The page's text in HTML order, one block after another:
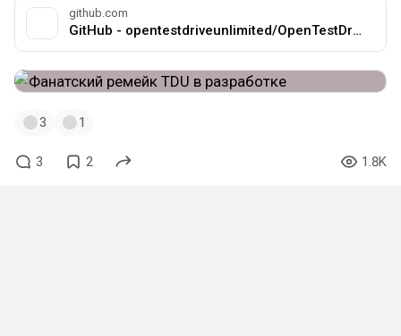
github.com
GitHub - opentestdriveunlimited/OpenTestDriveUnlimited: Open source port of Test Drive Unlimited (2006)
3 1
3 2 1.8K